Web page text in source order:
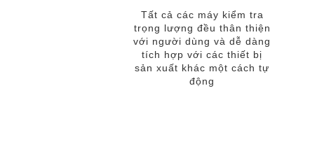
Tất cả các máy kiểm tra
trọng lượng đều thân thiện
với người dùng và dễ dàng
tích hợp với các thiết bị
sản xuất khác một cách tự
động